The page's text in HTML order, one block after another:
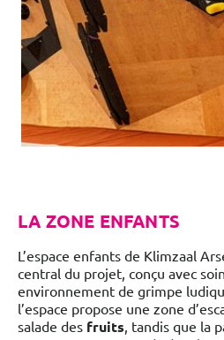
LA ZONE ENFANTS
L’espace enfants de Klimzaal
central du projet, conçu avec
environnement de grimpe
l’espace propose une zone
salade des fruits , tandis que la